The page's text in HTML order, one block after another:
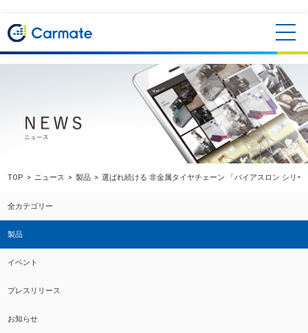
TOP ニュース 製品 選ばれ続ける 非金属タイヤチェーン 「バイアスロン シリー
全カテゴリー
製品
イベント
プレスリリース
お知らせ